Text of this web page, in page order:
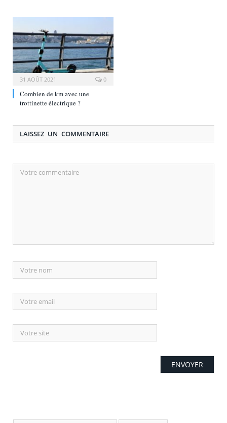
31 AOÛT 2021 0
Combien de km avec une
trottinette électrique ?
LAISSEZ UN COMMENTAIRE